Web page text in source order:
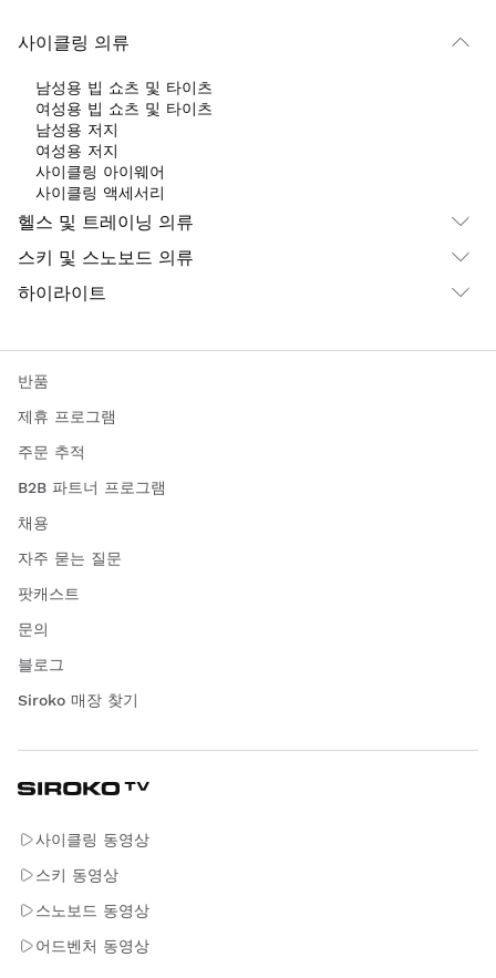
사이클링 의류
남성용 빕 쇼츠 및 타이츠
여성용 빕 쇼츠 및 타이츠
남성용 저지
여성용 저지
사이클링 아이웨어
사이클링 액세서리
헬스 및 트레이닝 의류
스키 및 스노보드 의류
하이라이트
반품
제휴 프로그램
주문 추적
B2B 파트너 프로그램
채용
자주 묻는 질문
팟캐스트
문의
블로그
Siroko 매장 찾기
사이클링 동영상
스키 동영상
스노보드 동영상
어드벤처 동영상